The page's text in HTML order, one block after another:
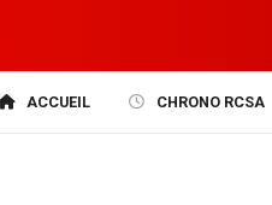
ACCUEIL CHRONO RCSA